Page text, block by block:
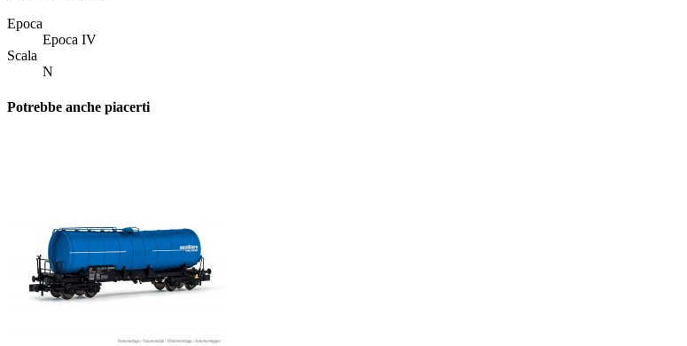
Epoca
Epoca IV
Scala
N
Potrebbe anche piacerti